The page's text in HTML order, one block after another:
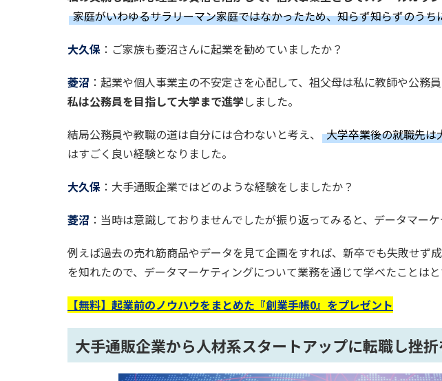
家庭がいわゆるサラリーマン家庭ではなかったため、知らず知らずのうち
大久保 ：ご家族も菱沼さんに起業を勧めていましたか？
菱沼 ：起業や個人事業主の不安定さを心配して、祖父母は私に教師や公務
私は公務員を目指して大学まで進学しました。
結局公務員や教職の道は自分には合わないと考え、
大学卒業後の就職先は
はすごく良い経験となりました。
大久保 ：大手通販企業ではどのような経験をしましたか？
菱沼 ：当時は意識しておりませんでしたが振り返ってみると、データマー
例えば過去の売れ筋商品やデータを見て企画をすれば、新卒でも失敗せず
を知れたので、データマーケティングについて業務を通じて学べたことは
【無料】起業前のノウハウをまとめた『創業手帳0』をプレゼント
大手通販企業から人材系スタートアップに転職し挫